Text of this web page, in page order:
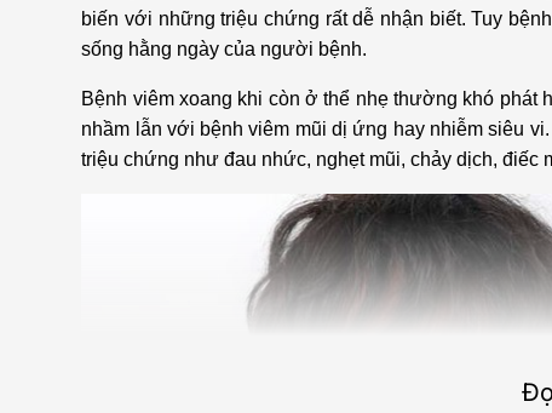
biến với những triệu chứng rất dễ nhận biết. Tuy
sống hằng ngày của người bệnh.
Bệnh viêm xoang khi còn ở thể nhẹ thường khó
nhầm lẫn với bệnh viêm mũi dị ứng hay nhiễm siêu
triệu chứng như đau nhức, nghẹt mũi, chảy dịch, điếc